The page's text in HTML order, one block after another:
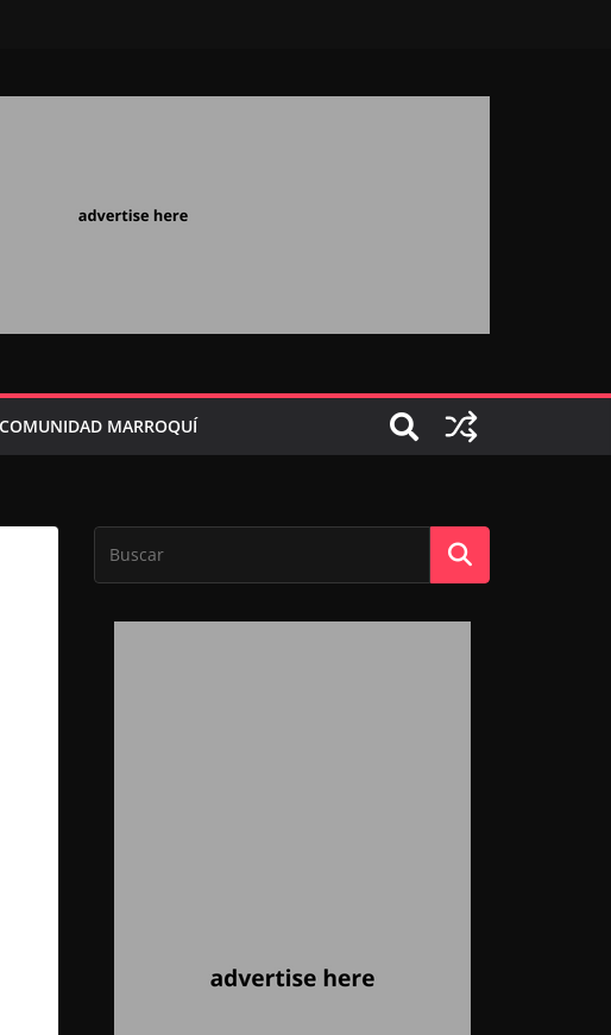
COMUNIDAD MARROQUÍ